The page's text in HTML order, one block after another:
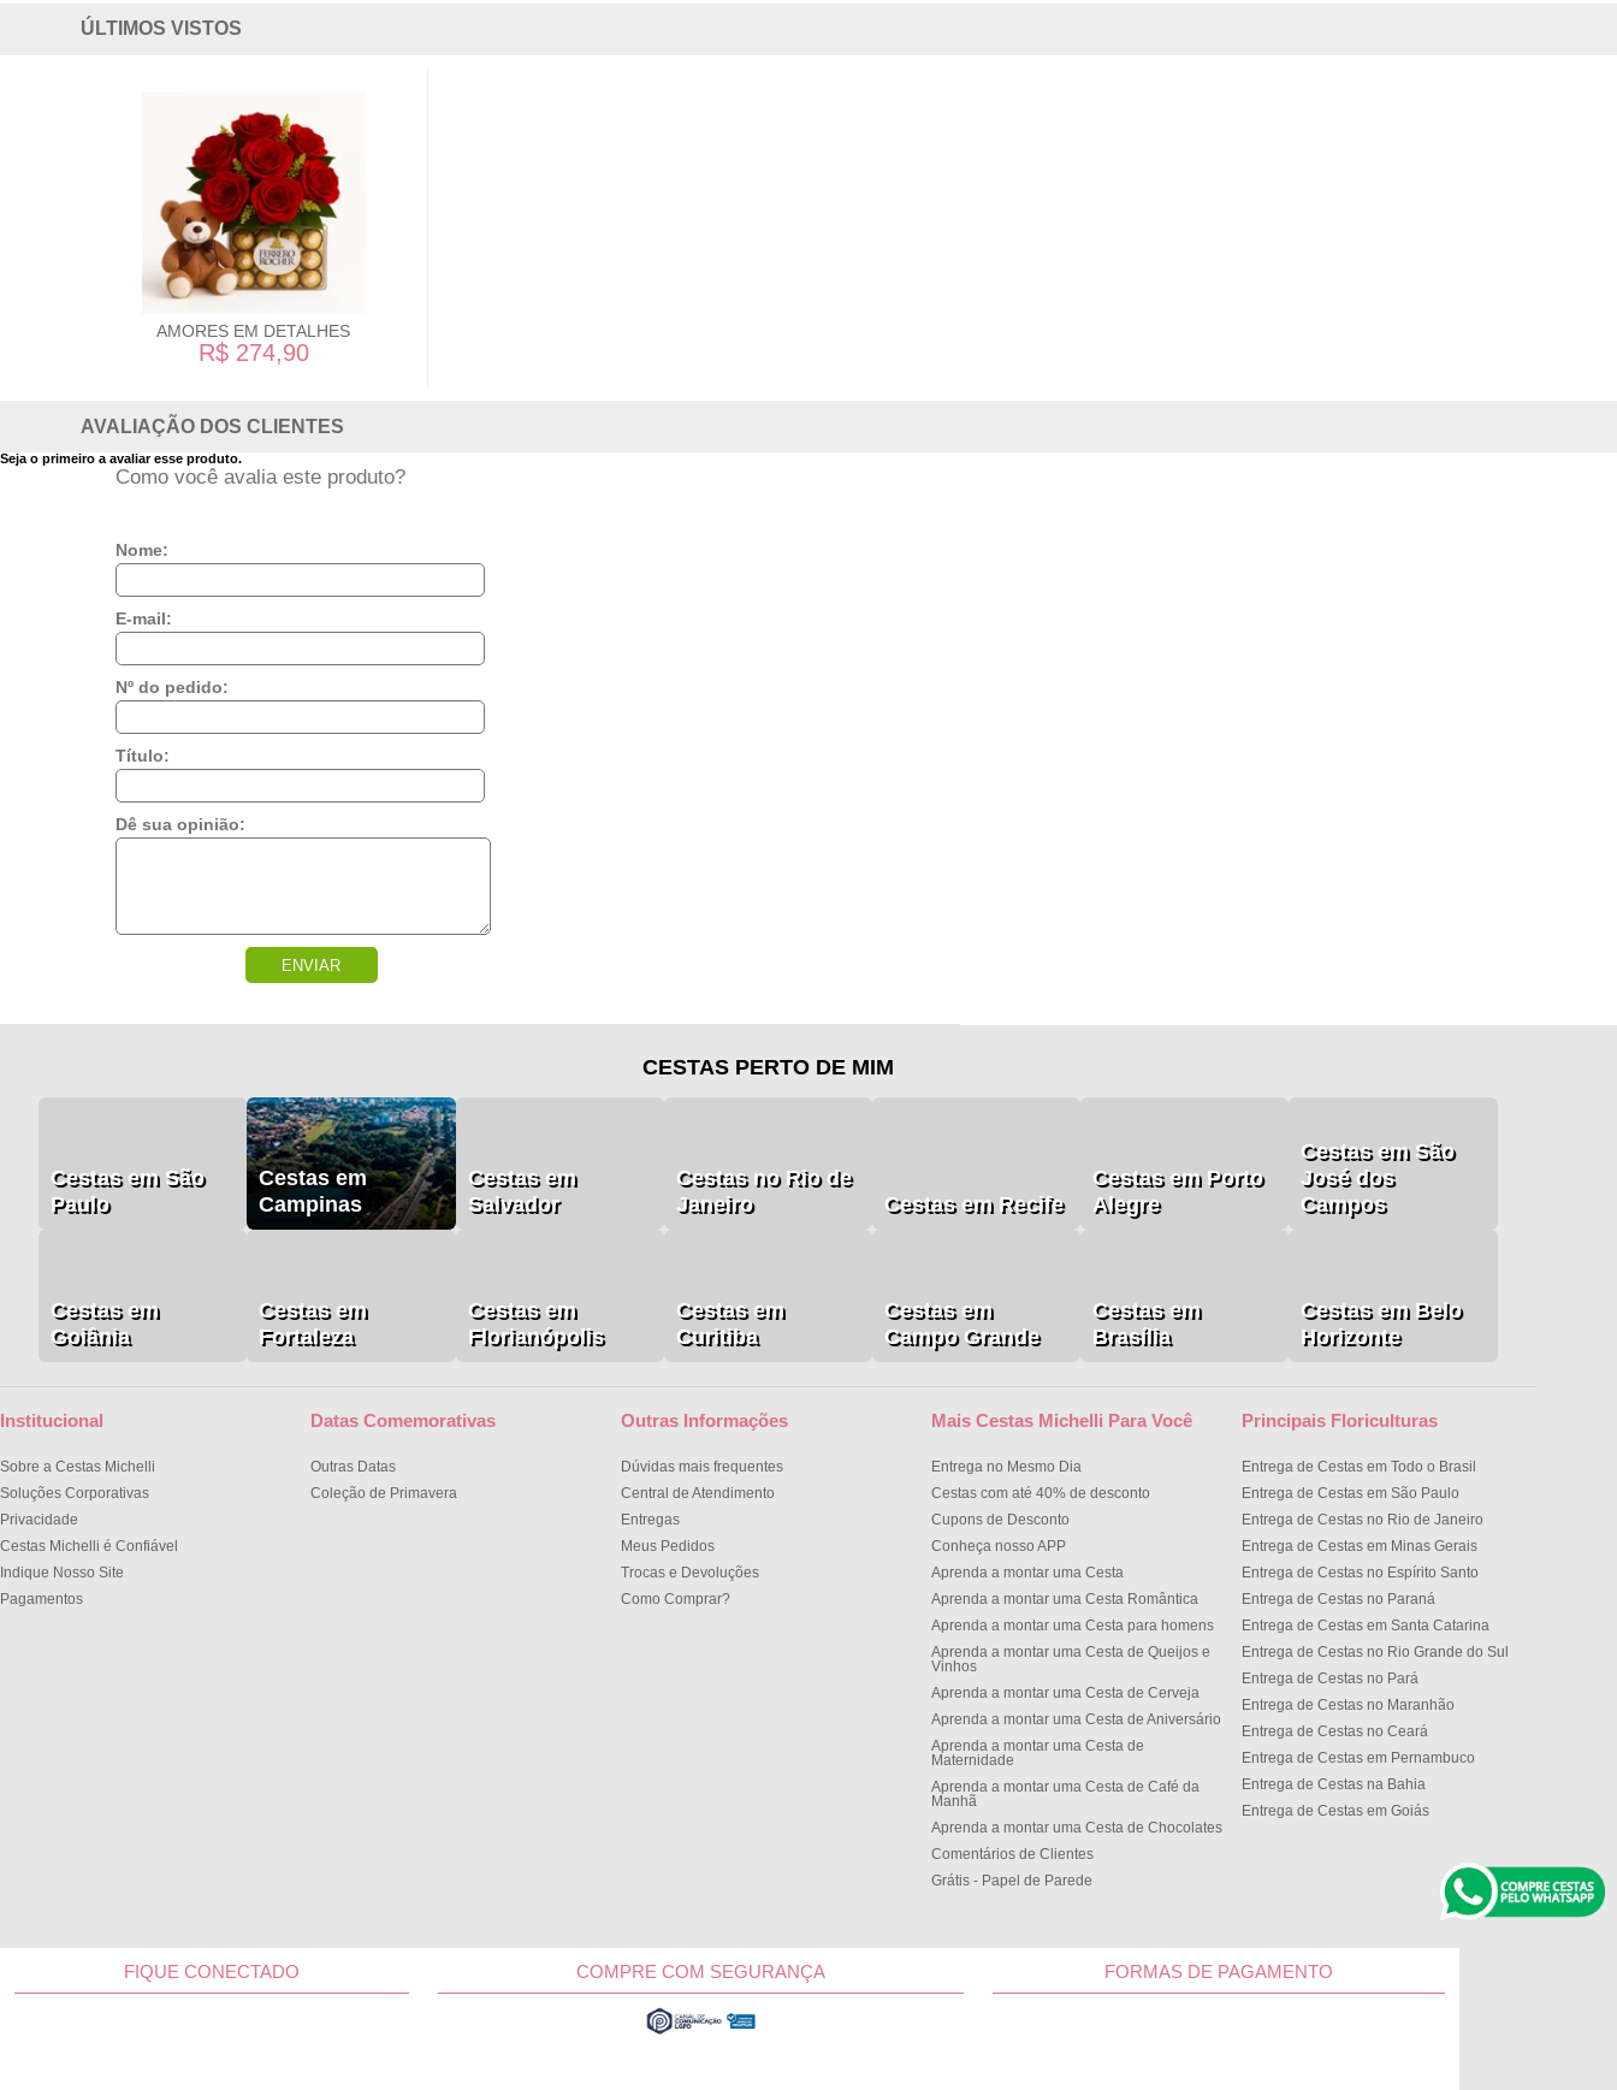
ÚLTIMOS VISTOS
AMORES EM DETALHES
R$ 274,90
AVALIAÇÃO DOS CLIENTES
Seja o primeiro a avaliar esse produto.
Como você avalia este produto?
Nome:
E-mail:
Nº do pedido:
Título:
Dê sua opinião:
ENVIAR
CESTAS PERTO DE MIM
Cestas em São
Paulo
Cestas em
Campinas
Cestas em
Salvador
Cestas no Rio de
Janeiro
Cestas em Recife
Cestas em Porto
Alegre
Cestas em São
José dos
Campos
Cestas em
Goiânia
Cestas em
Fortaleza
Cestas em
Florianópolis
Cestas em
Curitiba
Cestas em
Campo Grande
Cestas em
Brasília
Cestas em Belo
Horizonte
Institucional
Sobre a Cestas Michelli
Soluções Corporativas
Privacidade
Cestas Michelli é Confiável
Indique Nosso Site
Pagamentos
Datas Comemorativas
Outras Datas
Coleção de Primavera
Outras Informações
Dúvidas mais frequentes
Central de Atendimento
Entregas
Meus Pedidos
Trocas e Devoluções
Como Comprar?
Mais Cestas Michelli Para Você
Entrega no Mesmo Dia
Cestas com até 40% de desconto
Cupons de Desconto
Conheça nosso APP
Aprenda a montar uma Cesta
Aprenda a montar uma Cesta Romântica
Aprenda a montar uma Cesta para homens
Aprenda a montar uma Cesta de Queijos e
Vinhos
Aprenda a montar uma Cesta de Cerveja
Aprenda a montar uma Cesta de Aniversário
Aprenda a montar uma Cesta de
Maternidade
Aprenda a montar uma Cesta de Café da
Manh
Aprenda a montar uma Cesta de Chocolates
Comentários de Clientes
Grátis - Papel de Parede
Principais Floriculturas
Entrega de Cestas em Todo o Brasil
Entrega de Cestas em São Paulo
Entrega de Cestas no Rio de Janeiro
Entrega de Cestas em Minas Gerais
Entrega de Cestas no Espírito Santo
Entrega de Cestas no Paran
Entrega de Cestas em Santa Catarina
Entrega de Cestas no Rio Grande do Sul
Entrega de Cestas no Par
Entrega de Cestas no Maranhão
Entrega de Cestas no Cear
Entrega de Cestas em Pernambuco
Entrega de Cestas na Bahia
Entrega de Cestas em Goiás
FIQUE CONECTADO COMPRE COM SEGURANÇA FORMAS DE PAGAMENTO